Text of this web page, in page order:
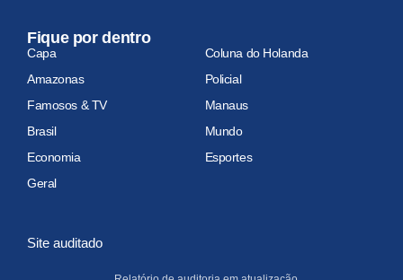
Fique por dentro
Capa
Coluna do Holanda
Amazonas
Policial
Famosos & TV
Manaus
Brasil
Mundo
Economia
Esportes
Geral
Site auditado